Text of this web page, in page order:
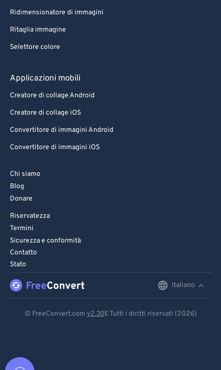
Ridimensionatore di immagini
Ritaglia immagine
Selettore colore
Applicazioni mobili
Creatore di collage Android
Creatore di collage iOS
Convertitore di immagini Android
Convertitore di immagini iOS
Chi siamo
Blog
Donare
Riservatezza
Termini
Sicurezza e conformità
Contatto
Stato
Italiano
© FreeConvert.com v2.30E Tutti i diritti riservati (2026)